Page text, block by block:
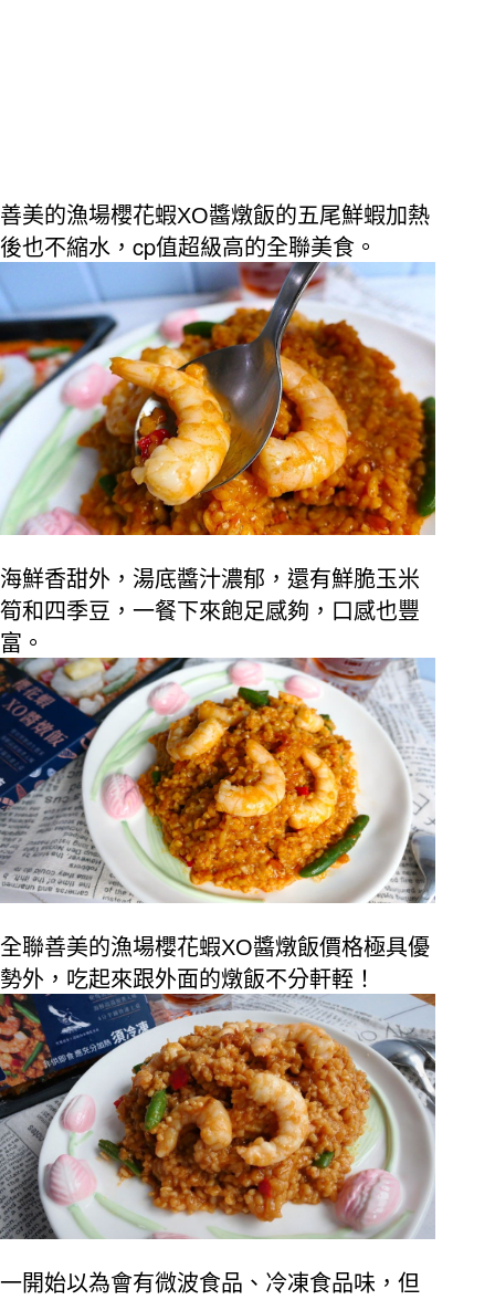
善美的漁場櫻花蝦XO醬燉飯的五尾鮮蝦加熱
後也不縮水， cp值超級高的全聯美食。
海鮮香甜外，湯底醬汁濃郁，還有鮮脆玉米
筍和四季豆，一餐下來飽足感夠，口感也豐
富。
全聯善美的漁場櫻花蝦XO醬燉飯價格極具優
勢外，吃起來跟外面的燉飯不分軒輊！
一開始以為會有微波食品、冷凍食品味，但